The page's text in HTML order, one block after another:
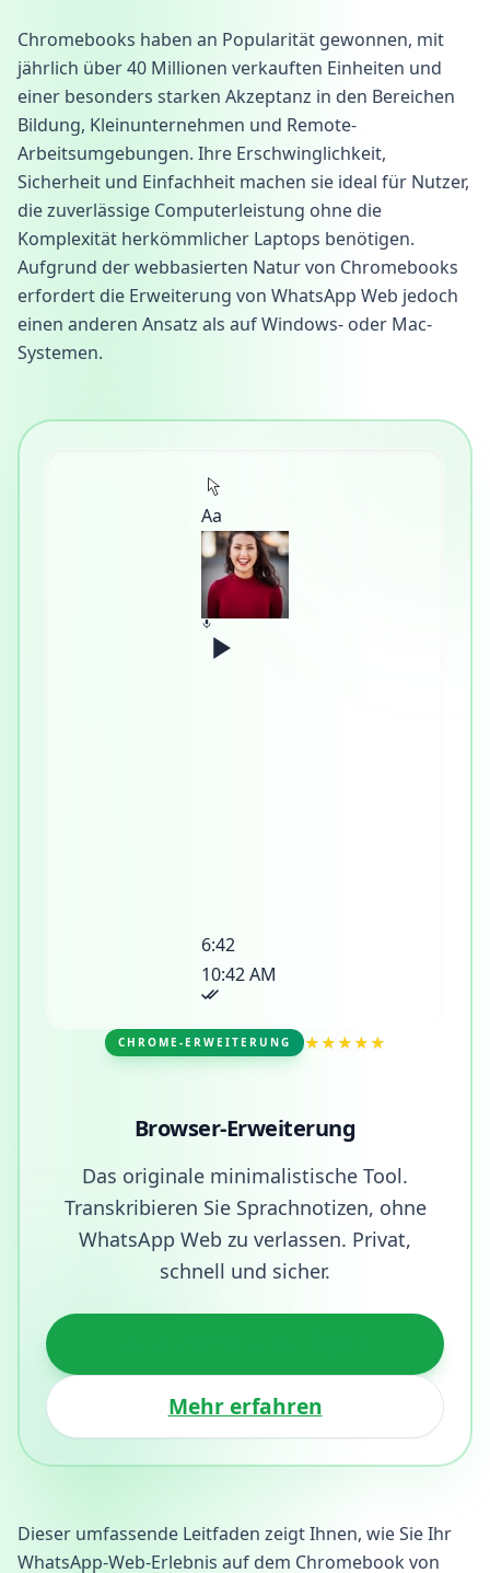
Chromebooks haben an Popularität gewonnen, mit
jährlich über 40 Millionen verkauften Einheiten und
einer besonders starken Akzeptanz in den Bereichen
Bildung, Kleinunternehmen und Remote-
Arbeitsumgebungen. Ihre Erschwinglichkeit,
Sicherheit und Einfachheit machen sie ideal für Nutzer,
die zuverlässige Computerleistung ohne die
Komplexität herkömmlicher Laptops benötigen.
Aufgrund der webbasierten Natur von Chromebooks
erfordert die Erweiterung von WhatsApp Web jedoch
einen anderen Ansatz als auf Windows- oder Mac-
Systemen.
Aa
6:42
10:42 AM
CHROME-ERWEITERUNG ★★★★★
Browser-Erweiterung
Das originale minimalistische Tool.
Transkribieren Sie Sprachnotizen, ohne
WhatsApp Web zu verlassen. Privat,
schnell und sicher.
Mehr erfahren
Dieser umfassende Leitfaden zeigt Ihnen, wie Sie Ihr
WhatsApp-Web-Erlebnis auf dem Chromebook von